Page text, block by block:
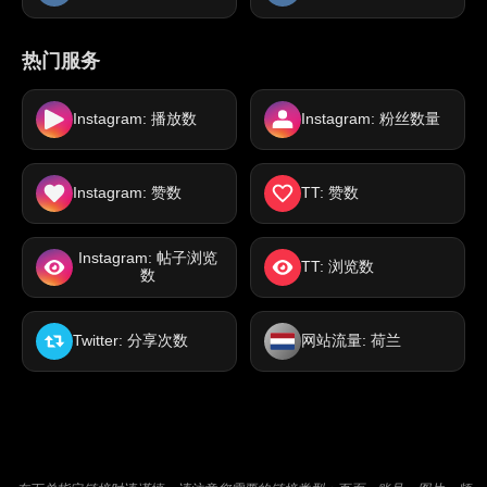
热门服务
Instagram: 播放数 Instagram: 粉丝数量
Instagram: 赞数 TT: 赞数
Instagram: 帖子浏览
数
TT: 浏览数
Twitter: 分享次数 网站流量: 荷兰